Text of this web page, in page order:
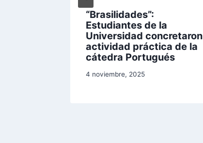
“Brasilidades”:
Estudiantes de la
Universidad concretaron
actividad práctica de la
cátedra Portugués
4 noviembre, 2025